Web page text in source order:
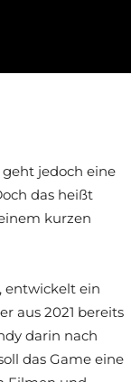
jedoch eine
das heißt
kurzen
entwickelt ein
aus 2021 bereits
darin nach
das Game eine